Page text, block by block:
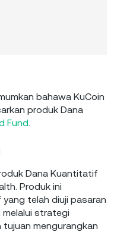
bahawa KuCoin
produk Dana
Fund.
Dana Kuantitatif
Produk ini
telah diuji pasaran
strategi
mengurangkan